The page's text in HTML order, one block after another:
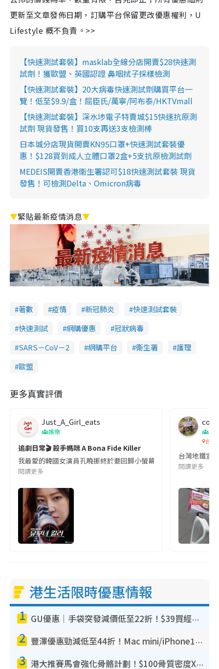
更新至文章發佈日期，訂購平台保留更改優惠權利，U
Lifestyle 概不負責。>>
【快速測試套裝】masklab全線分店開賣$28快速測
試劑！獲歐盟、英國認證 鼻咽拭子採樣檢測
【快速測試套裝】20大病毒快速測試劑購買平台一
覽！低至$9.9/盒！屈臣氏/萬寧/阿布泰/HKTVmall
【快速測試套裝】深水埗電子特賣城$15快速抗原測
試劑 現貨發售！買10支再送3支檢測棒
日本城分店現貨開賣KN95口罩+快速測試套裝優
惠！$128買到成人立體口罩2盒+5支抗原檢測試劑
MEDEIS開賣香港衛生署認可$18快速測試套裝 現貨
發售！可檢測Delta、Omicron病毒
▼緊貼最新疫情消息▼
著數 疫情 新冠肺炎
快速測試套裝
快速測試
網購優惠
冠狀病毒
SARS－CoV－2
網購平台 衞生署
護理
歐盟
更多真實評價
Just_A_Girl_eats
娛樂
追劇日常🎬 殺手媽咪 A Bona Fide Killer
我最愛的韓國女演員孔曉振終於要回歸小螢幕啦!這次的劇本改編
閱讀更多
co
吹
台灣
台灣地鐵宣
閱讀更多
港生活限時優惠情報
1 GU優惠｜手袋突發減價低至22折！$39買經典波士頓包/餃子袋！飾物同步減價$29起！
2 豐澤優惠勁減低至44折！Mac mini/iPhone17Pro大減價！廚房家電$220起
3 港大推賽馬會強化骨骼計劃！$100骨質密度X光檢查 完成免費運動訓練送超市禮券！附參加資格